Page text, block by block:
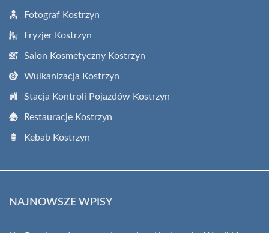
Fotograf Kostrzyn
Fryzjer Kostrzyn
Salon Kosmetyczny Kostrzyn
Wulkanizacja Kostrzyn
Stacja Kontroli Pojazdów Kostrzyn
Restauracje Kostrzyn
Kebab Kostrzyn
NAJNOWSZE WPISY